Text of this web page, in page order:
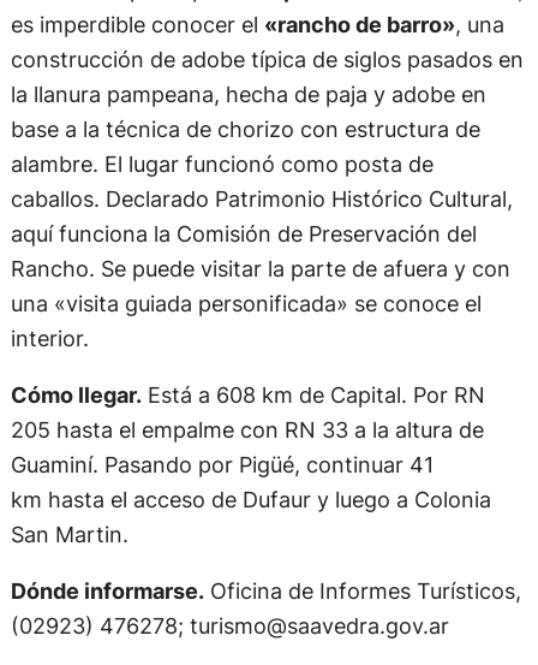
es imperdible conocer el «rancho de barro», una
construcción de adobe típica de siglos pasados en
la llanura pampeana, hecha de paja y adobe en
base a la técnica de chorizo con estructura de
alambre. El lugar funcionó como posta de
caballos. Declarado Patrimonio Histórico Cultural,
aquí funciona la Comisión de Preservación del
Rancho. Se puede visitar la parte de afuera y con
una «visita guiada personificada» se conoce el
interior.
Cómo llegar.Está a 608 km de Capital. Por RN
205 hasta el empalme con RN 33 a la altura de
Guaminí. Pasando por Pigüé, continuar 41
km hasta el acceso de Dufaur y luego a Colonia
San Martin.
Dónde informarse.Oficina de Informes Turísticos,
(02923) 476278; turismo@saavedra.gov.ar